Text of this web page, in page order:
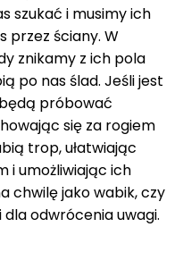
szukać i musimy ich
przez ściany. W
znikamy z ich pola
po nas ślad. Jeśli jest
próbować
się za rogiem
trop, ułatwiając
i umożliwiając ich
chwilę jako wabik, czy
odwrócenia uwagi.